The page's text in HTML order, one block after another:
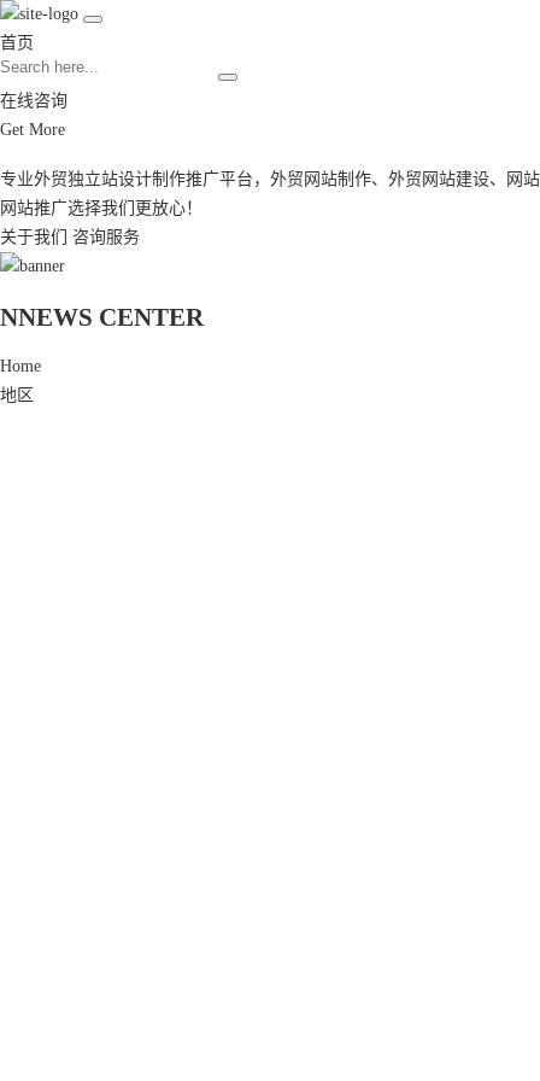
首页
在线咨询
Get More
专业外贸独立站设计制作推广平台， 外贸网站制作、 外贸网站建设、
网站
网站推广选择我们更放心！
关于我们
咨询服务
NNEWS CENTER
Home
地区